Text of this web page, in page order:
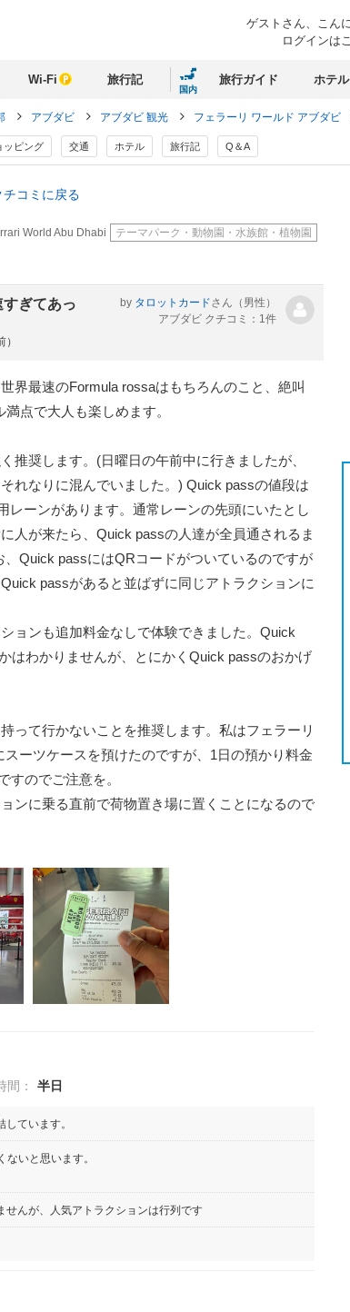
ゲストさん、 こん
ログインは
Wi-Fi 旅行記
国内
旅行ガイド ホテル
アブダビ アブダビ 観光 フェラーリ ワールド アブダビ
ッピング 交通 ホテル 旅行記 Q＆A
コミに戻る
World Abu Dhabi テーマパーク・動物園・水族館・植物園
ぎてあっ
by タロットカードさん （男性）
アブダビ クチコミ：1件
界最速のFormula rossaはもちろんのこと、絶叫
点で大人も楽しめます。
推奨します。(日曜日の午前中に行きましたが、
れなりに混んでいました。) Quick passの値段は
レーンがあります。通常レーンの先頭にいたとし
人が来たら、Quick passの人達が全員通されるま
Quick passにはQRコードがついているのですが
passがあると並ばずに同じアトラクションに
ョンも追加料金なしで体験できました。Quick
はわかりませんが、とにかくQuick passのおかげ
って行かないことを推奨します。私はフェラーリ
ーツケースを預けたのですが、1日の預かり料金
すのでご注意を。
ンに乗る直前で荷物置き場に置くことになるので
間： 半日
ています。
ないと思います。
せんが、人気アトラクションは行列です